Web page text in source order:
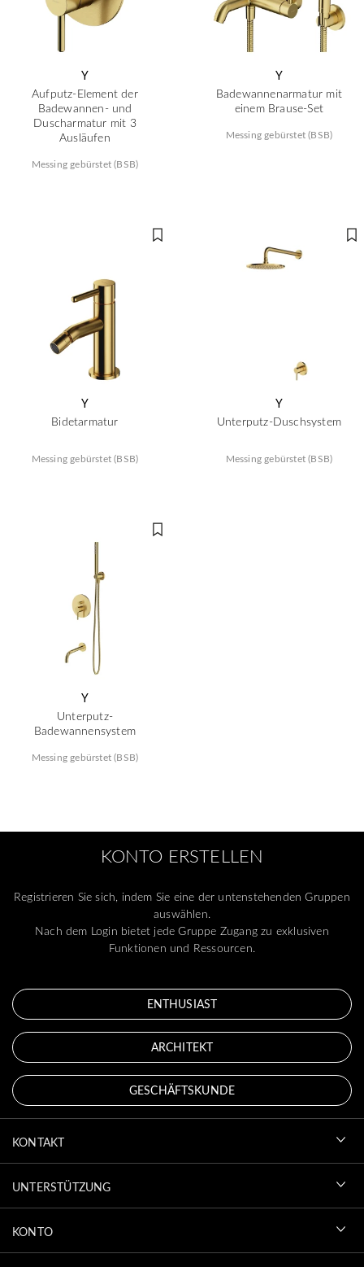
Y
Aufputz-Element der
Badewannen- und
Duscharmatur mit 3
Ausläufen
Messing gebürstet (BSB)
Y
Badewannenarmatur mit
einem Brause-Set
Messing gebürstet (BSB)
Y
Bidetarmatur
Messing gebürstet (BSB)
Y
Unterputz-Duschsystem
Messing gebürstet (BSB)
Y
Unterputz-
Badewannensystem
Messing gebürstet (BSB)
KONTO ERSTELLEN
Registrieren Sie sich, indem Sie eine der untenstehenden Gruppen
auswählen.
Nach dem Login bietet jede Gruppe Zugang zu exklusiven
Funktionen und Ressourcen.
ENTHUSIAST
ARCHITEKT
GESCHÄFTSKUNDE
KONTAKT
UNTERSTÜTZUNG
KONTO